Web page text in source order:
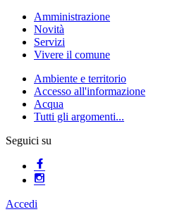
Amministrazione
Novità
Servizi
Vivere il comune
Ambiente e territorio
Accesso all'informazione
Acqua
Tutti gli argomenti...
Seguici su
Accedi